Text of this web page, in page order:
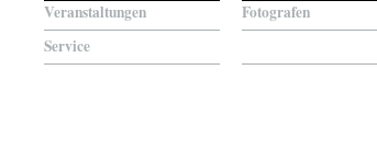
Veranstaltungen
Service
Fotografen